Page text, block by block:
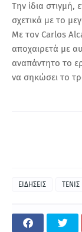
Την ίδια στιγμή,
σχετικά με το
Με τον Carlos
αποχαιρετά με
αναπάντητο το
να σηκώσει το
ΕΙΔΗΣΕΙΣ ΤΕΝΙΣ